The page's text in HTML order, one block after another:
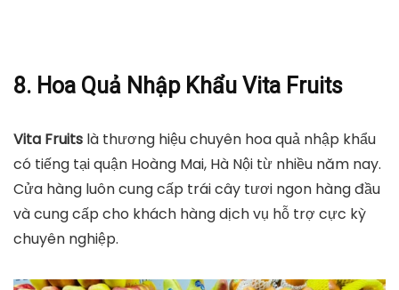
8. Hoa Quả Nhập Khẩu Vita Fruits
Vita Fruits là thương hiệu chuyên hoa quả nhập khẩu
có tiếng tại quận Hoàng Mai, Hà Nội từ nhiều năm nay.
Cửa hàng luôn cung cấp trái cây tươi ngon hàng đầu
và cung cấp cho khách hàng dịch vụ hỗ trợ cực kỳ
chuyên nghiệp.